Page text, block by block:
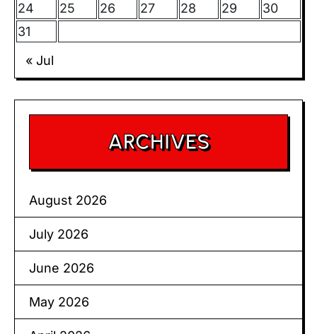
24
25 26 27 28 29
30
31
« Jul
ARCHIVES
August 2026
July 2026
June 2026
May 2026